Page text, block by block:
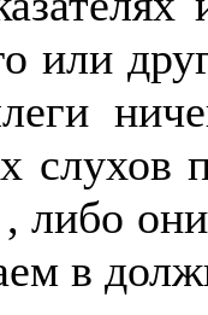
или
слухов
либо
в